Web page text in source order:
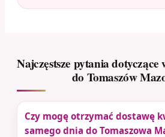
Najczęstsze pytania
do Tomaszów
Czy mogę otrzymać dostawę
samego dnia do Tomaszowa